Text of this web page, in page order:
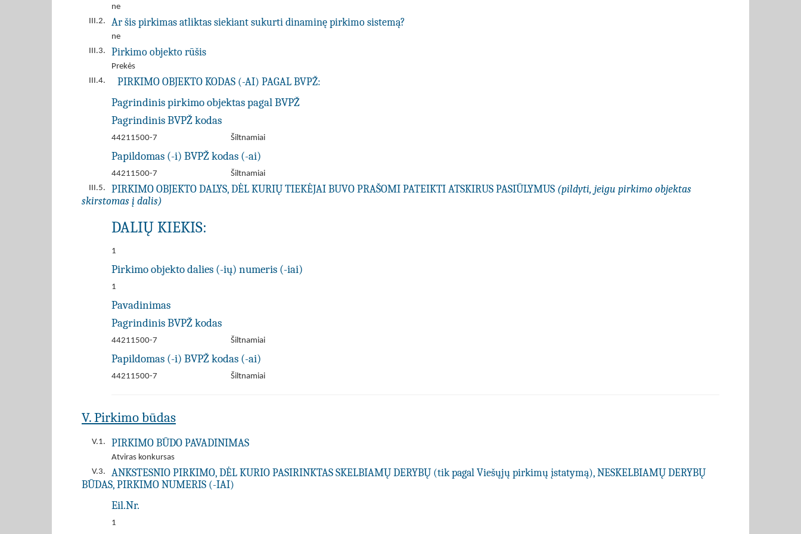
ne
III.2.
Ar šis pirkimas atliktas siekiant sukurti dinaminę pirkimo sistemą?
ne
III.3.
Pirkimo objekto rūšis
Prekės
III.4.
PIRKIMO OBJEKTO KODAS (-AI) PAGAL BVPŽ:
Pagrindinis pirkimo objektas pagal BVPŽ
Pagrindinis BVPŽ kodas
44211500-7 Šiltnamiai
Papildomas (-i) BVPŽ kodas (-ai)
44211500-7
Šiltnamiai
III.5.
PIRKIMO OBJEKTO DALYS, DĖL KURIŲ TIEKĖJAI BUVO PRAŠOMI PATEIKTI ATSKIRUS PASIŪLYMUS (pildyti, jeigu pirkimo objektas
skirstomas į dalis)
DALIŲ KIEKIS:
1
Pirkimo objekto dalies (-ių) numeris (-iai)
1
Pavadinimas
Pagrindinis BVPŽ kodas
44211500-7 Šiltnamiai
Papildomas (-i) BVPŽ kodas (-ai)
44211500-7 Šiltnamiai
V. Pirkimo būdas
V.1. PIRKIMO BŪDO PAVADINIMAS
Atviras konkursas
V.3.
ANKSTESNIO PIRKIMO, DĖL KURIO PASIRINKTAS SKELBIAMŲ DERYBŲ (tik pagal Viešųjų pirkimų įstatymą), NESKELBIAMŲ DERYBŲ
BŪDAS, PIRKIMO NUMERIS (-IAI)
Eil.Nr.
1